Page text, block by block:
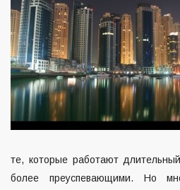
те, которые работают
более преуспевающими. Но